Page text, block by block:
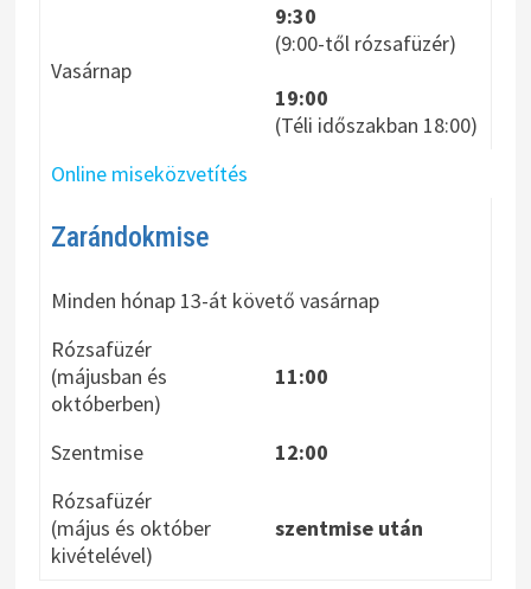
Vasárnap
9:30
(9:00-től rózsafüzér)
19:00
(Téli időszakban 18:00)
Online miseközvetítés
Zarándokmise
Minden hónap 13-át követő vasárnap
Rózsafüzér
(májusban és
októberben)
11:00
Szentmise
12:00
Rózsafüzér
(május és október
kivételével)
szentmise után